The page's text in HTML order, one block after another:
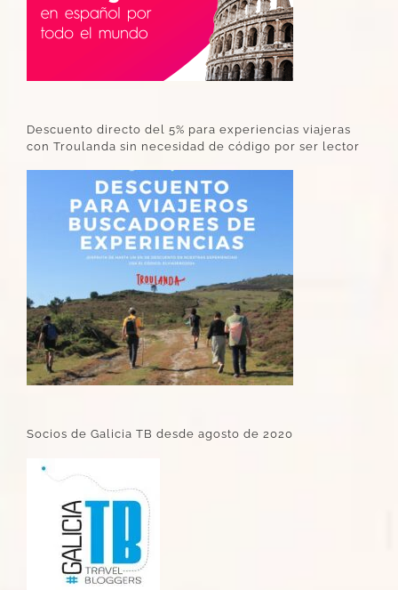
Descuento directo del 5% para experiencias viajeras
con Troulanda sin necesidad de código por ser lector
Socios de Galicia TB desde agosto de 2020